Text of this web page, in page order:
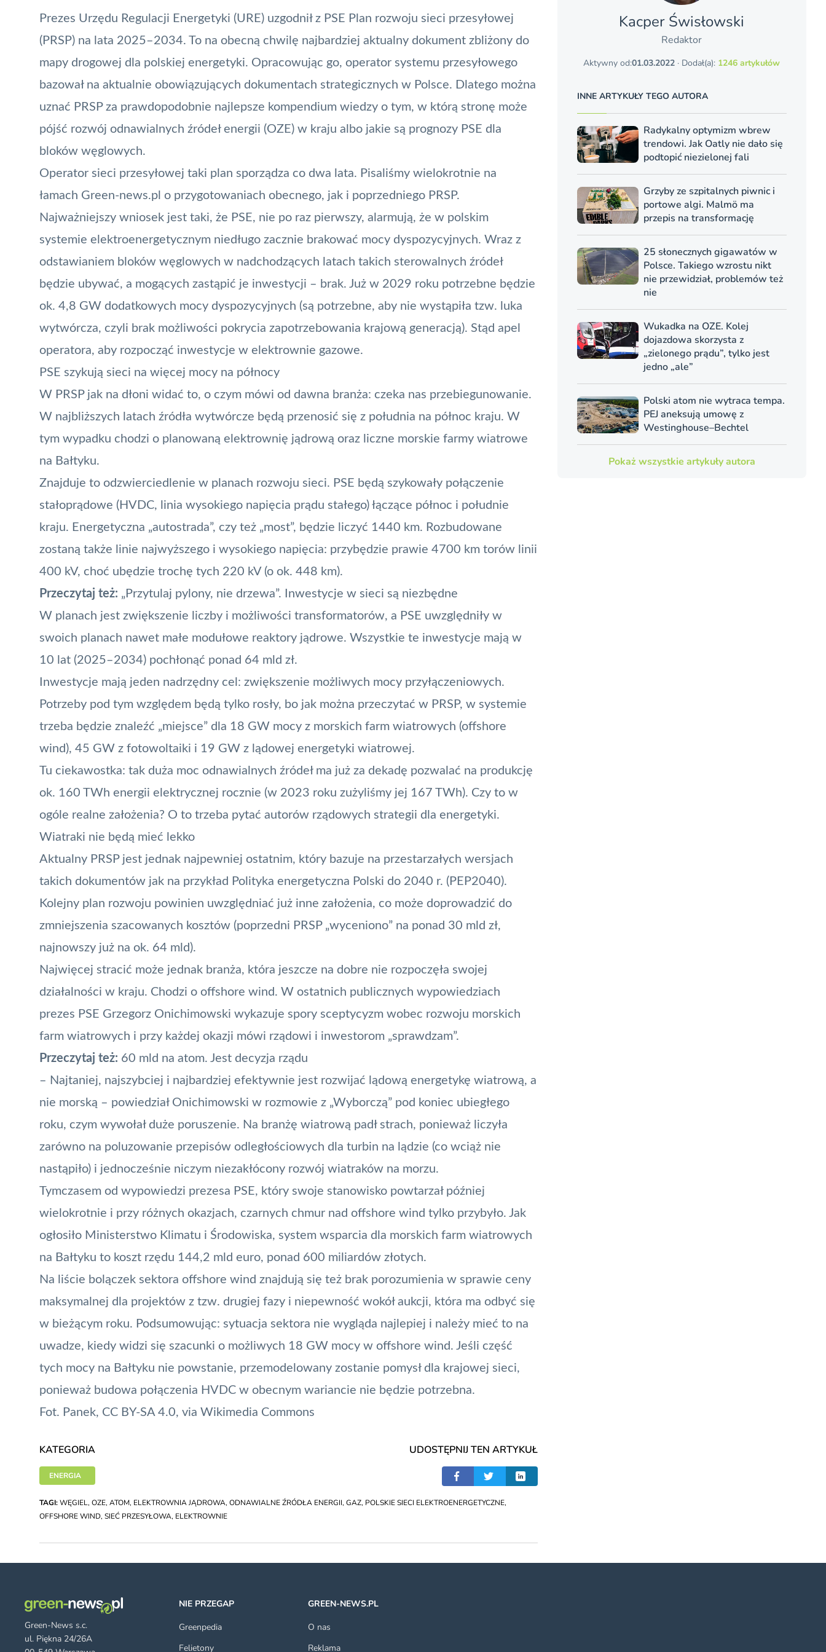
Prezes Urzędu Regulacji Energetyki (URE) uzgodnił z PSE Plan rozwoju sieci przesyłowej
(PRSP) na lata 2025–2034. To na obecną chwilę najbardziej aktualny dokument zbliżony do
mapy drogowej dla polskiej energetyki. Opracowując go, operator systemu przesyłowego
bazował na aktualnie obowiązujących dokumentach strategicznych w Polsce. Dlatego można
uznać PRSP za prawdopodobnie najlepsze kompendium wiedzy o tym, w którą stronę może
pójść rozwój odnawialnych źródeł energii (OZE) w kraju albo jakie są prognozy PSE dla
bloków węglowych.
Operator sieci przesyłowej taki plan sporządza co dwa lata. Pisaliśmy wielokrotnie na
łamach Green-news.pl o przygotowaniach obecnego, jak i poprzedniego PRSP.
Najważniejszy wniosek jest taki, że PSE, nie po raz pierwszy, alarmują, że w polskim
systemie elektroenergetycznym niedługo zacznie brakować mocy dyspozycyjnych. Wraz z
odstawianiem bloków węglowych w nadchodzących latach takich sterowalnych źródeł
będzie ubywać, a mogących zastąpić je inwestycji – brak. Już w 2029 roku potrzebne będzie
ok. 4,8 GW dodatkowych mocy dyspozycyjnych (są potrzebne, aby nie wystąpiła tzw. luka
wytwórcza, czyli brak możliwości pokrycia zapotrzebowania krajową generacją). Stąd apel
operatora, aby rozpocząć inwestycje w elektrownie gazowe.
PSE szykują sieci na więcej mocy na północy
W PRSP jak na dłoni widać to, o czym mówi od dawna branża: czeka nas przebiegunowanie.
W najbliższych latach źródła wytwórcze będą przenosić się z południa na północ kraju. W
tym wypadku chodzi o planowaną elektrownię jądrową oraz liczne morskie farmy wiatrowe
na Bałtyku.
Znajduje to odzwierciedlenie w planach rozwoju sieci. PSE będą szykowały połączenie
stałoprądowe (HVDC, linia wysokiego napięcia prądu stałego) łączące północ i południe
kraju. Energetyczna „autostrada”, czy też „most”, będzie liczyć 1440 km. Rozbudowane
zostaną także linie najwyższego i wysokiego napięcia: przybędzie prawie 4700 km torów linii
400 kV, choć ubędzie trochę tych 220 kV (o ok. 448 km).
Przeczytaj też: „Przytulaj pylony, nie drzewa”. Inwestycje w sieci są niezbędne
W planach jest zwiększenie liczby i możliwości transformatorów, a PSE uwzględniły w
swoich planach nawet małe modułowe reaktory jądrowe. Wszystkie te inwestycje mają w
10 lat (2025–2034) pochłonąć ponad 64 mld zł.
Inwestycje mają jeden nadrzędny cel: zwiększenie możliwych mocy przyłączeniowych.
Potrzeby pod tym względem będą tylko rosły, bo jak można przeczytać w PRSP, w systemie
trzeba będzie znaleźć „miejsce” dla 18 GW mocy z morskich farm wiatrowych (offshore
wind), 45 GW z fotowoltaiki i 19 GW z lądowej energetyki wiatrowej.
Tu ciekawostka: tak duża moc odnawialnych źródeł ma już za dekadę pozwalać na produkcję
ok. 160 TWh energii elektrycznej rocznie (w 2023 roku zużyliśmy jej 167 TWh). Czy to w
ogóle realne założenia? O to trzeba pytać autorów rządowych strategii dla energetyki.
Wiatraki nie będą mieć lekko
Aktualny PRSP jest jednak najpewniej ostatnim, który bazuje na przestarzałych wersjach
takich dokumentów jak na przykład Polityka energetyczna Polski do 2040 r. (PEP2040).
Kolejny plan rozwoju powinien uwzględniać już inne założenia, co może doprowadzić do
zmniejszenia szacowanych kosztów (poprzedni PRSP „wyceniono” na ponad 30 mld zł,
najnowszy już na ok. 64 mld).
Najwięcej stracić może jednak branża, która jeszcze na dobre nie rozpoczęła swojej
działalności w kraju. Chodzi o offshore wind. W ostatnich publicznych wypowiedziach
prezes PSE Grzegorz Onichimowski wykazuje spory sceptycyzm wobec rozwoju morskich
farm wiatrowych i przy każdej okazji mówi rządowi i inwestorom „sprawdzam”.
Przeczytaj też: 60 mld na atom. Jest decyzja rządu
– Najtaniej, najszybciej i najbardziej efektywnie jest rozwijać lądową energetykę wiatrową, a
nie morską – powiedział Onichimowski w rozmowie z „Wyborczą” pod koniec ubiegłego
roku, czym wywołał duże poruszenie. Na branżę wiatrową padł strach, ponieważ liczyła
zarówno na poluzowanie przepisów odległościowych dla turbin na lądzie (co wciąż nie
nastąpiło) i jednocześnie niczym niezakłócony rozwój wiatraków na morzu.
Tymczasem od wypowiedzi prezesa PSE, który swoje stanowisko powtarzał później
wielokrotnie i przy różnych okazjach, czarnych chmur nad offshore wind tylko przybyło. Jak
ogłosiło Ministerstwo Klimatu i Środowiska, system wsparcia dla morskich farm wiatrowych
na Bałtyku to koszt rzędu 144,2 mld euro, ponad 600 miliardów złotych.
Na liście bolączek sektora offshore wind znajdują się też brak porozumienia w sprawie ceny
maksymalnej dla projektów z tzw. drugiej fazy i niepewność wokół aukcji, która ma odbyć się
w bieżącym roku. Podsumowując: sytuacja sektora nie wygląda najlepiej i należy mieć to na
uwadze, kiedy widzi się szacunki o możliwych 18 GW mocy w offshore wind. Jeśli część
tych mocy na Bałtyku nie powstanie, przemodelowany zostanie pomysł dla krajowej sieci,
ponieważ budowa połączenia HVDC w obecnym wariancie nie będzie potrzebna.
Fot. Panek, CC BY-SA 4.0, via Wikimedia Commons
KATEGORIA
ENERGIA
UDOSTĘPNIJ TEN ARTYKUŁ
TAGI:WĘGIEL, OZE, ATOM, ELEKTROWNIA JĄDROWA, ODNAWIALNE ŹRÓDŁA ENERGII, GAZ, POLSKIE SIECI ELEKTROENERGETYCZNE,
OFFSHORE WIND, SIEĆ PRZESYŁOWA, ELEKTROWNIE
Kacper Świsło­wski
Redaktor
Aktywny od:01.03.2022 · Dodał(a): 1246 artykułów
INNE ARTYKUŁY TEGO AUTORA
Radykalny optymizm wbrew
trendowi. Jak Oatly nie dało się
podtopić niezielonej fali
Grzyby ze szpitalnych piwnic i
portowe algi. Malmö ma
przepis na transformację
25 słonecznych gigawatów w
Polsce. Takiego wzrostu nikt
nie przewidział, problemów też
nie
Wukadka na OZE. Kolej
dojazdowa skorzysta z
„zielonego prądu”, tylko jest
jedno „ale”
Polski atom nie wytraca tempa.
PEJ aneksują umowę z
Westinghouse–Bechtel
Pokaż wszystkie artykuły autora
Green-News s.c.
ul. Piękna 24/26A
NIE PRZEGAP
Greenpedia
Felietony
GREEN-NEWS.PL
O nas
Reklama